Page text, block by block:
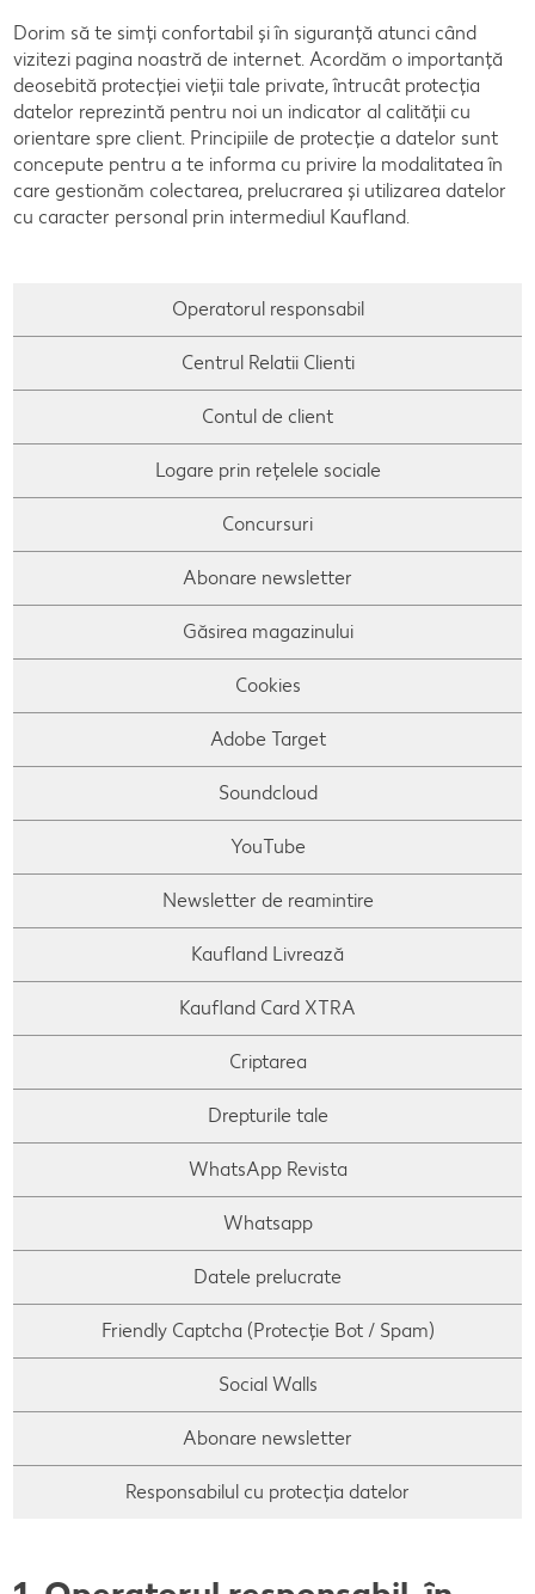
Dicționar de alimente
Vreau din România
Rețete by Kitchen Affair
Ce gătim azi?
Rețete rapide
Rețete de prăjituri
FoodFix NOU
Codul Grataragiului NOU
Ești producător local? Te strigă Kaufland!
Ieftin și bun
Marcă proprie Kaufland - și calitate și preț mic
România știe să gătească
Kaufland Livrează
Revista Kaufland - Acum și pe WhatsApp!
Stare de bine
Timp liber
Dorim să te simți confortabil și în siguranță atunci când
vizitezi pagina noastră de internet. Acordăm o importanţă
deosebită protecţiei vieţii tale private, întrucât protecţia
datelor reprezintă pentru noi un indicator al calităţii cu
orientare spre client. Principiile de protecţie a datelor sunt
concepute pentru a te informa cu privire la modalitatea în
care gestionăm colectarea, prelucrarea şi utilizarea datelor
cu caracter personal prin intermediul Kaufland.
Operatorul responsabil
Centrul Relatii Clienti
Contul de client
Logare prin rețelele sociale
Concursuri
Abonare newsletter
Găsirea magazinului
Cookies
Adobe Target
Soundcloud
YouTube
Newsletter de reamintire
Kaufland Livrează
Kaufland Card XTRA
Criptarea
Drepturile tale
WhatsApp Revista
Whatsapp
Datele prelucrate
Friendly Captcha (Protecție Bot / Spam)
Social Walls
Abonare newsletter
Responsabilul cu protecția datelor